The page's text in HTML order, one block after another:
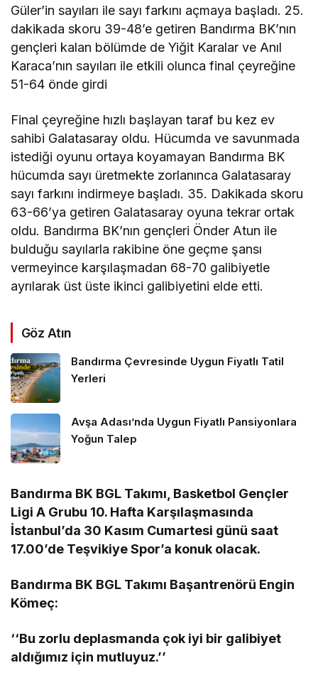
Güler’in sayıları ile sayı farkını açmaya başladı. 25.
dakikada skoru 39-48’e getiren Bandırma BK’nın
gençleri kalan bölümde de Yiğit Karalar ve Anıl
Karaca’nın sayıları ile etkili olunca final çeyreğine
51-64 önde girdi
Final çeyreğine hızlı başlayan taraf bu kez ev
sahibi Galatasaray oldu. Hücumda ve savunmada
istediği oyunu ortaya koyamayan Bandırma BK
hücumda sayı üretmekte zorlanınca Galatasaray
sayı farkını indirmeye başladı. 35. Dakikada skoru
63-66’ya getiren Galatasaray oyuna tekrar ortak
oldu. Bandırma BK’nın gençleri Önder Atun ile
bulduğu sayılarla rakibine öne geçme şansı
vermeyince karşılaşmadan 68-70 galibiyetle
ayrılarak üst üste ikinci galibiyetini elde etti.
Göz Atın
Bandırma Çevresinde Uygun Fiyatlı Tatil
Yerleri
Avşa Adası’nda Uygun Fiyatlı Pansiyonlara
Yoğun Talep
Bandırma BK BGL Takımı, Basketbol Gençler
Ligi A Grubu 10. Hafta Karşılaşmasında
İstanbul’da 30 Kasım Cumartesi günü saat
17.00’de Teşvikiye Spor’a konuk olacak.
Bandırma BK BGL Takımı Başantrenörü Engin
Kömeç:
‘‘Bu zorlu deplasmanda çok iyi bir galibiyet
aldığımız için mutluyuz.’’